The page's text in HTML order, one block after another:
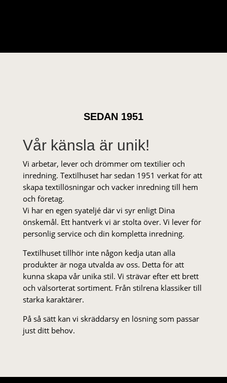
SEDAN 1951
Vår känsla är unik!
Vi arbetar, lever och drömmer om textilier och
inredning. Textilhuset har sedan 1951 verkat för att
skapa textillösningar och vacker inredning till hem
och företag.
Vi har en egen syateljé där vi syr enligt Dina
önskemål. Ett hantverk vi är stolta över. Vi lever för
personlig service och din kompletta inredning.
Textilhuset tillhör inte någon kedja utan alla
produkter är noga utvalda av oss. Detta för att
kunna skapa vår unika stil. Vi strä­var efter ett brett
och välsorterat sor­ti­ment. Från stil­rena klas­siker till
starka karaktärer.
På så sätt kan vi skräddarsy en lösning som passar
just ditt behov.